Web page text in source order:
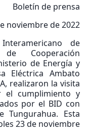
Boletín de prensa
noviembre de 2022
de
Cooperación
de Energía y
Eléctrica Ambato
realizaron la visita
el cumplimiento y
por el BID con
Tungurahua. Esta
23 de noviembre